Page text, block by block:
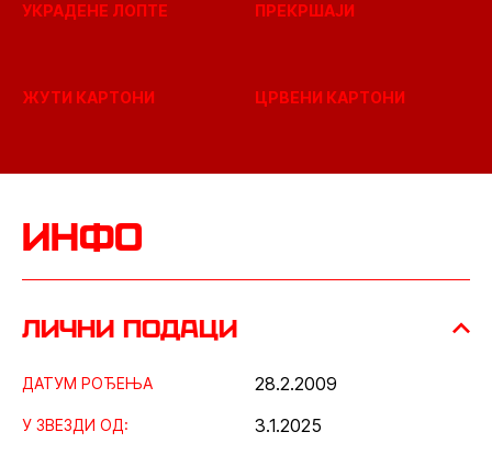
УКРАДЕНЕ ЛОПТЕ ПРЕКРШАЈИ
ЖУТИ КАРТОНИ ЦРВЕНИ КАРТОНИ
инфо
лични подаци
ДАТУМ РОЂЕЊА 28.2.2009
У ЗВЕЗДИ ОД: 3.1.2025